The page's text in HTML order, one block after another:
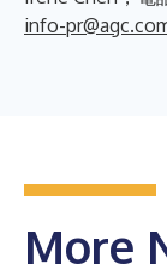
info-
More